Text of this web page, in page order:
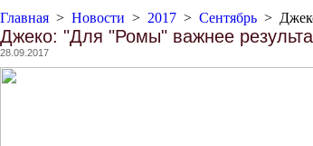
Главная > Новости > 2017 > Сентябрь >
Джеко: "Для "Ромы" важнее
28.09.2017